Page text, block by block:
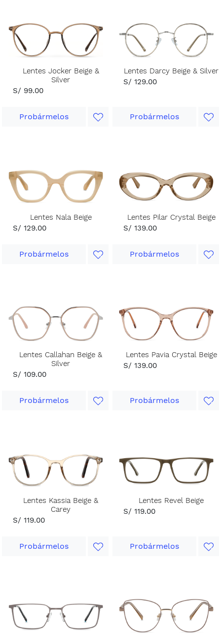
Lentes Jocker Beige &
Silver
S/ 99.00
Probármelos
Lentes Darcy Beige & Silver
S/ 129.00
Probármelos
Lentes Nala Beige
S/ 129.00
Probármelos
Lentes Pilar Crystal Beige
S/ 139.00
Probármelos
Lentes Callahan Beige &
Silver
S/ 109.00
Probármelos
Lentes Pavia Crystal Beige
S/ 139.00
Probármelos
Lentes Kassia Beige &
Carey
S/ 119.00
Probármelos
Lentes Revel Beige
S/ 119.00
Probármelos